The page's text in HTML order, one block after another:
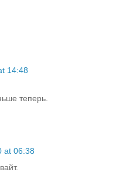
14:48
теперь.
at 06:38